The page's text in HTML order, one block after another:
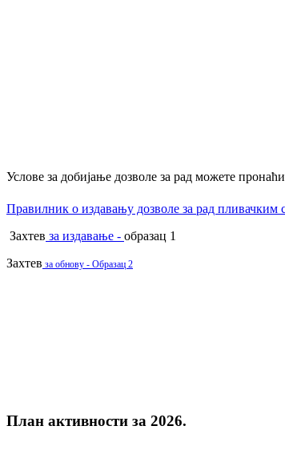
Услове за добијање дозволе за рад можете
Правилник о издавању дозволе за рад пливачким
Захтев за издавање - образац 1
Захтев за обнову - Образац 2
План активности за 2026.